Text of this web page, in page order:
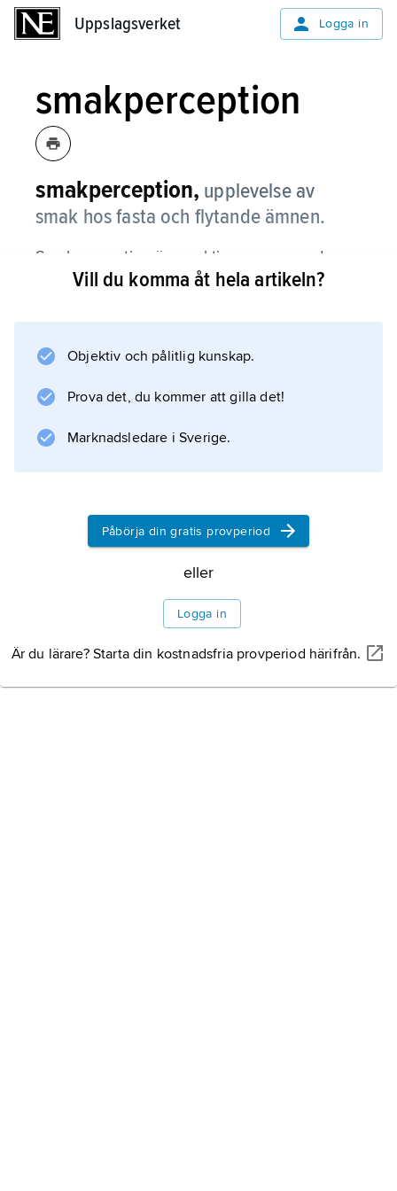
Uppslagsverket Logga in
smakperception
smakperception, upplevelse av
smak hos fasta och flytande ämnen.
Smakperception är en aktiv process med
bidrag från flera sinnen, som gör det möjligt
upplevelse är förmåga att upptäcka, att
Den individuella preferensen för smaker
luktsinne
Information om artikeln
Vill du komma åt hela artikeln?
Objektiv och pålitlig kunskap.
Prova det, du kommer att gilla det!
Marknadsledare i Sverige.
Påbörja din gratis provperiod
eller
Logga in
Är du lärare? Starta din kostnadsfria provperiod härifrån.